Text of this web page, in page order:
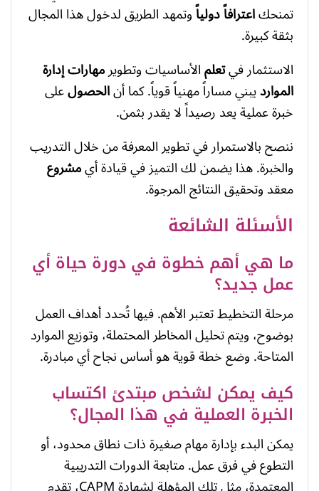
تمنحكاعترافاً دولياًوتمهد الطريق لدخول هذا المجال
بثقة كبيرة.
الاستثمار فيتعلمالأساسيات وتطويرمهاراتإدارة
الموارديبني مساراً مهنياً قوياً. كما أنالحصولعلى
خبرة عملية يعد رصيداً لا يقدر بثمن.
ننصح بالاستمرار في تطوير المعرفة من خلال التدريب
والخبرة. هذا يضمن لك التميز في قيادة أيمشروع
معقد وتحقيق النتائج المرجوة.
الأسئلة الشائعة
ما هي أهم خطوة في دورة حياة أي
عمل جديد؟
مرحلة التخطيط تعتبر الأهم. فيها تُحدد أهداف العمل
بوضوح، ويتم تحليل المخاطر المحتملة، وتوزيع الموارد
المتاحة. وضع خطة قوية هو أساس نجاح أي مبادرة.
كيف يمكن لشخص مبتدئ اكتساب
الخبرة العملية في هذا المجال؟
يمكن البدء بإدارة مهام صغيرة ذات نطاق محدود، أو
التطوع في فرق عمل. متابعة الدورات التدريبية